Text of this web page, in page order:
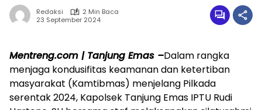
Redaksi
2 Min Baca
23 September 2024
Mentreng.com | Tanjung Emas –Dalam rangka
menjaga kondusifitas keamanan dan ketertiban
masyarakat (Kamtibmas) menjelang Pilkada
serentak 2024, Kapolsek Tanjung Emas IPTU Rudi